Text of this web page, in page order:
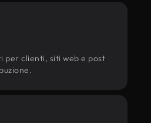
per clienti, siti web e post